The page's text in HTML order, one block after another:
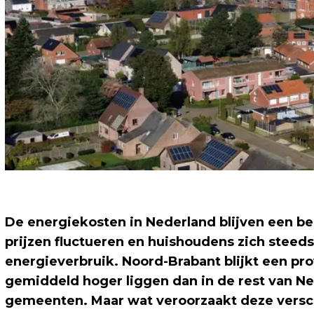
De energiekosten in Nederland blijven een
prijzen fluctueren en huishoudens zich
energieverbruik. Noord-Brabant blijkt een
gemiddeld hoger liggen dan in de rest van
gemeenten. Maar wat veroorzaakt deze